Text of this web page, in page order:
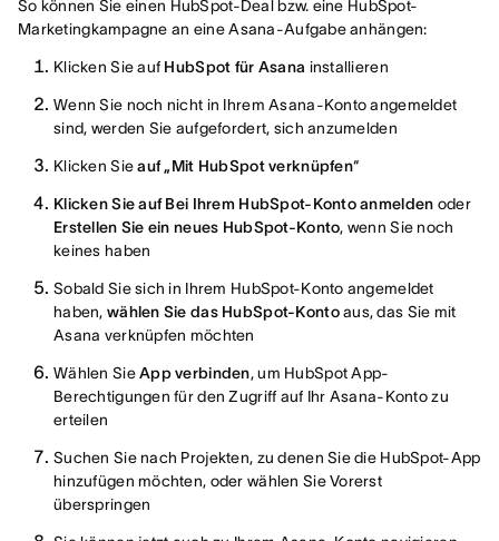
So können Sie einen HubSpot-Deal bzw. eine HubSpot-
Marketingkampagne an eine Asana-Aufgabe anhängen:
Klicken Sie auf HubSpot für Asana installieren
Wenn Sie noch nicht in Ihrem Asana-Konto angemeldet
sind, werden Sie aufgefordert, sich anzumelden
Klicken Sieauf „Mit HubSpot verknüpfen“
Klicken Sie auf Bei Ihrem HubSpot-Konto anmelden oder
Erstellen Sie ein neues HubSpot-Konto, wenn Sie noch
keines haben
Sobald Sie sich in Ihrem HubSpot-Konto angemeldet
haben, wählen Sie das HubSpot-Kontoaus, das Sie mit
Asana verknüpfen möchten
Wählen SieApp verbinden, um HubSpot App-
Berechtigungen für den Zugriff auf Ihr Asana-Konto zu
erteilen
Suchen Sie nach Projekten, zu denen Sie die HubSpot-App
hinzufügen möchten, oder wählen Sie Vorerst
überspringen